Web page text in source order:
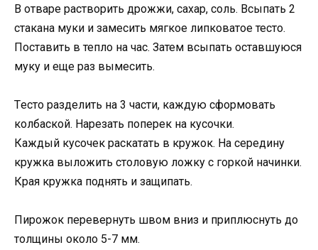
В отваре растворить дрожжи, сахар, соль. Всыпать 2
стакана муки и замесить мягкое липковатое тесто.
Поставить в тепло на час. Затем всыпать оставшуюся
муку и еще раз вымесить.
Tесто разделить на 3 части, каждую сформовать
колбаской. Нарезать поперек на кусочки.
Каждый кусочек раскатать в кружок. На середину
кружка выложить столовую ложку с горкой начинки.
Края кружка поднять и защипать.
Пирожок перевернуть швом вниз и приплюснуть до
толщины около 5-7 мм.